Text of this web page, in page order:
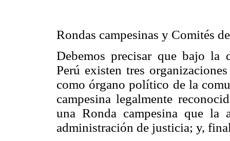
Rondas campesinas y Comités
Debemos precisar que bajo la
Perú existen tres
como órgano político de la
campesina legalmente
una Ronda campesina que la
administración de justicia; y,